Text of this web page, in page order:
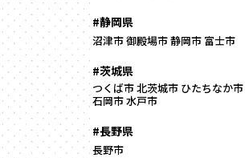
#静岡県
沼津市御殿場市静岡市 富士市
#茨城県
つくば市北茨城市 ひたちなか市
石岡市水戸市
#長野県
長野市